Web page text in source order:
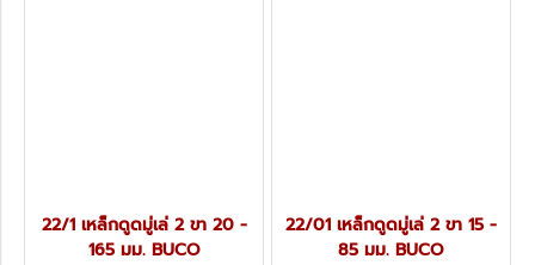
22/1 เหล็กดูดมู่เล่ 2 ขา 20 -
165 มม. BUCO
22/01 เหล็กดูดมู่เล่ 2 ขา 15 -
85 มม. BUCO